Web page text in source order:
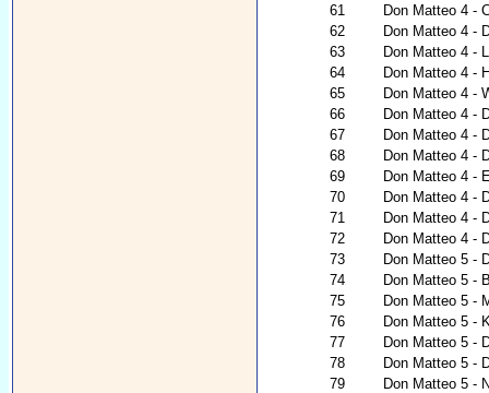
61
Don Matteo 4 -
62
Don Matteo 4 -
63
Don Matteo 4 -
64
Don Matteo 4 -
65
Don Matteo 4 -
66
Don Matteo 4 -
67
Don Matteo 4 -
68
Don Matteo 4 -
69
Don Matteo 4 -
70
Don Matteo 4 -
71
Don Matteo 4 -
72
Don Matteo 4 -
73
Don Matteo 5 -
74
Don Matteo 5 -
75
Don Matteo 5 -
76
Don Matteo 5 -
77
Don Matteo 5 -
78
Don Matteo 5 -
79
Don Matteo 5 -